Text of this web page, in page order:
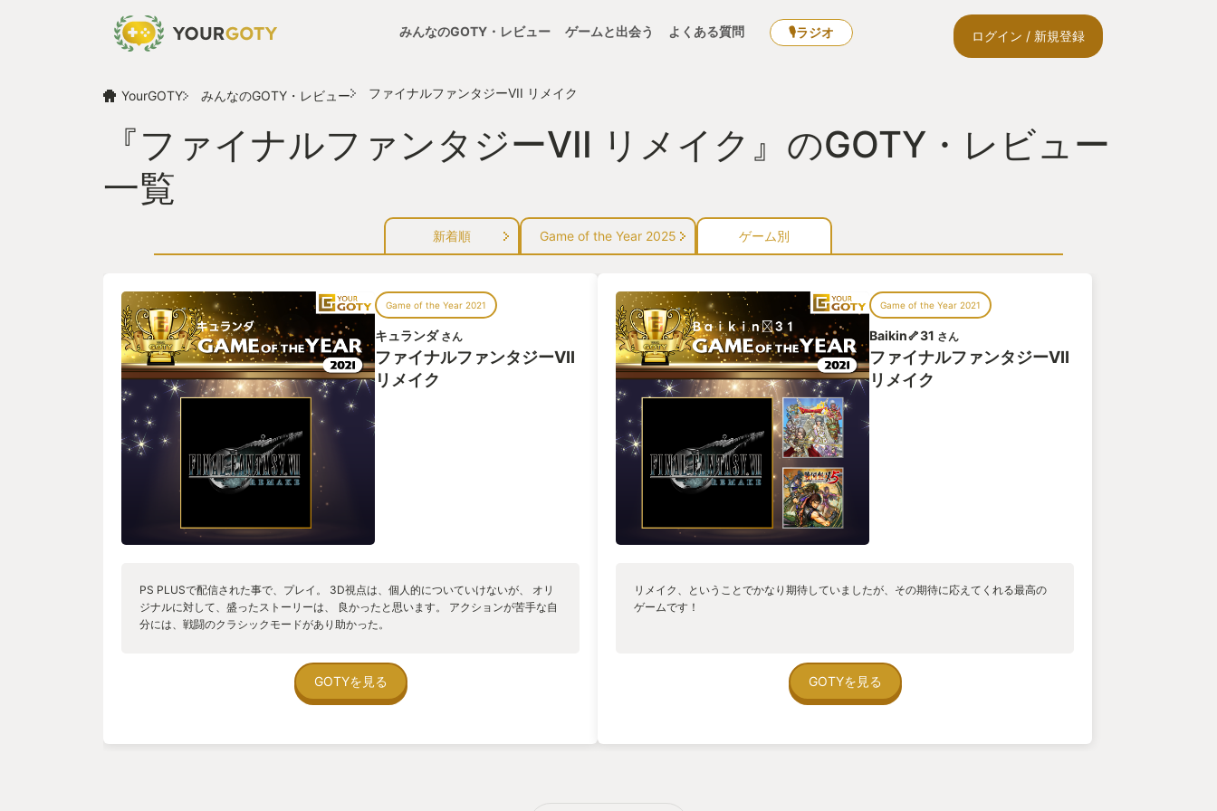
みんなのGOTY・レビュー ゲームと出会う よくある質問 🎙ラジオ ログイン / 新規登録
YourGOTY みんなのGOTY・レビュー ファイナルファンタジーVII リメイク
『ファイナルファンタジーVII リメイク』のGOTY・レビュー
一覧
新着順 Game of the Year 2025 ゲーム別
Game of the Year 2021
キュランダさん
ファイナルファンタジーVII
リメイク
PS PLUSで配信された事で、プレイ。 3D視点は、個人的についていけないが、 オリ
ジナルに対して、盛ったストーリーは、 良かったと思います。 アクションが苦手な自
分には、戦闘のクラシックモードがあり助かった。
GOTYを見る
Game of the Year 2021
Baikin🦴31 さん
ファイナルファンタジーVII
リメイク
リメイク、ということでかなり期待していましたが、その期待に応えてくれる最高の
ゲームです！
GOTYを見る